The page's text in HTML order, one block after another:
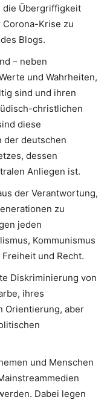
die Übergriffigkeit
Krise zu
Blogs.
– neben
und Wahrheiten,
sind und ihren
christlichen
diese
der deutschen
dessen
Anliegen ist.
der Verantwortung,
zu
jeden
Kommunismus
und Recht.
Diskriminierung von
ihres
Orientierung, aber
und Menschen
Dabei legen